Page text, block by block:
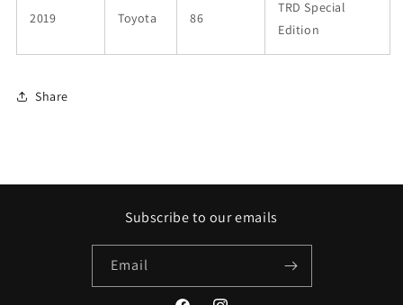
2019 Toyota 86
TRD Special
Edition
Share
Subscribe to our emails
Email